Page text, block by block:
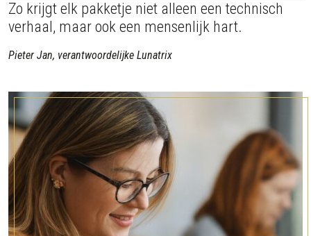
Zo krijgt elk pakketje niet alleen een technisch
verhaal, maar ook een mensenlijk hart.
Pieter Jan, verantwoordelijke Lunatrix